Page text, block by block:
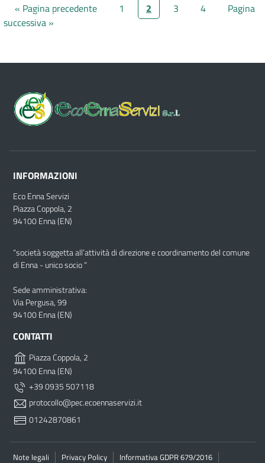
« Pagina precedente 1 2 3 4
Pagina
successiva »
INFORMAZIONI
Eco Enna Servizi
Piazza Coppola, 2
94100 Enna (EN)
“società soggetta all’attività di direzione e coordinamento del comune
di Enna - unico socio “
Sede amministrativa:
Via Pergusa, 99
94100 Enna (EN)
CONTATTI
Piazza Coppola, 2
94100 Enna (EN)
+39 0935 507118
protocollo@pec.ecoennaservizi.it
01242870861
Note legali Privacy Policy Informativa GDPR 679/2016